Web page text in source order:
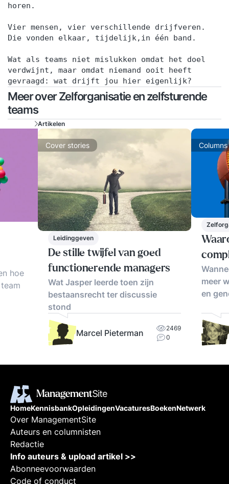
horen.
Vier mensen, vier verschillende drijfveren.
Die vonden elkaar, tijdelijk,in één band.
Wat als teams niet mislukken omdat het doel
verdwijnt, maar omdat niemand ooit heeft
gevraagd: wat drijft jou hier eigenlijk?
Meer over Zelforganisatie en zelfsturende
teams
hoe
Artikelen
Cover stories
Leidinggeven
De stille twijfel van goed
functionerende managers
Wat Jasper leerde toen zijn
bestaansrecht ter discussie
stond
Marcel Pieterman
2469
0
Columns
meer
en
HomeKennisbankOpleidingenVacaturesBoekenNetwerk
Over ManagementSite
Auteurs en columnisten
Redactie
Info auteurs & upload artikel >>
Abonneevoorwaarden
Code of conduct